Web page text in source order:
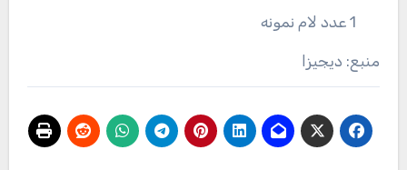
1 عدد لام نمونه
منبع: دیجیزا